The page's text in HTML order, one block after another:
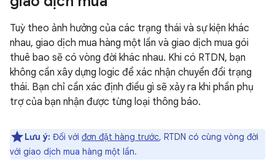
Tuỳ theo ảnh hưởng của các trạng thái và sự kiện khác
nhau, giao dịch mua hàng một lần và giao dịch mua gói
thuê bao sẽ có vòng đời khác nhau. Khi có RTDN, bạn
không cần xây dựng logic để xác nhận chuyển đổi trạng
thái. Bạn chỉ cần xác định điều gì sẽ xảy ra khi phần phụ
trợ của bạn nhận được từng loại thông báo.
Lưu ý: Đối với đơn đặt hàng trước, RTDN có cùng vòng đời
với giao dịch mua hàng một lần.